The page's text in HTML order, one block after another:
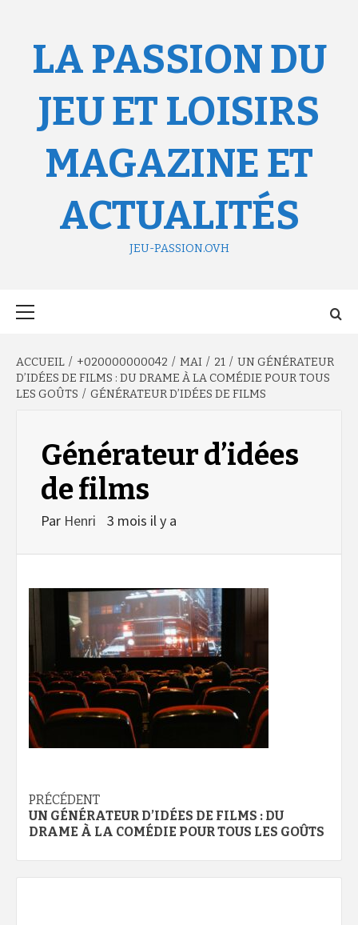
LA PASSION DU
JEU ET LOISIRS
MAGAZINE ET
ACTUALITÉS
JEU-PASSION.OVH
ACCUEIL +020000000042 MAI 21
UN GÉNÉRATEUR
D’IDÉES DE FILMS : DU DRAME À LA COMÉDIE POUR TOUS
LES GOÛTS
GÉNÉRATEUR D’IDÉES DE FILMS
Générateur d’idées
de films
Par Henri 3 mois il y a
Navigation
d’article
PRÉCÉDENT
UN GÉNÉRATEUR D’IDÉES DE FILMS : DU
DRAME À LA COMÉDIE POUR TOUS LES GOÛTS